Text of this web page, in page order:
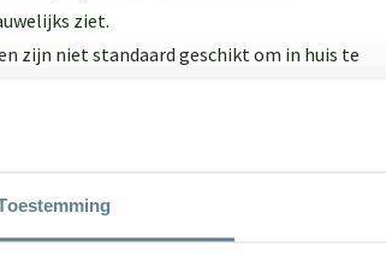
ziet.
zijn niet standaard geschikt om in huis te
deze optie en wij brengen een extra
gaan lekken. Of bekijk onze
voor binnen gebruik.
een vijver! De plantenbakken worden dan
extra laag polyester